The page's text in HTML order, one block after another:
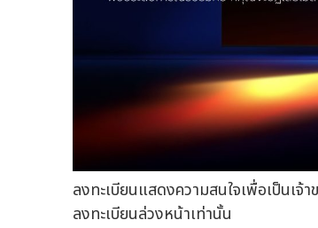
ลงทะเบียนแสดงความสนใจเพื่อเป็นเ
ลงทะเบียนล่วงหน้าเท่านั้น